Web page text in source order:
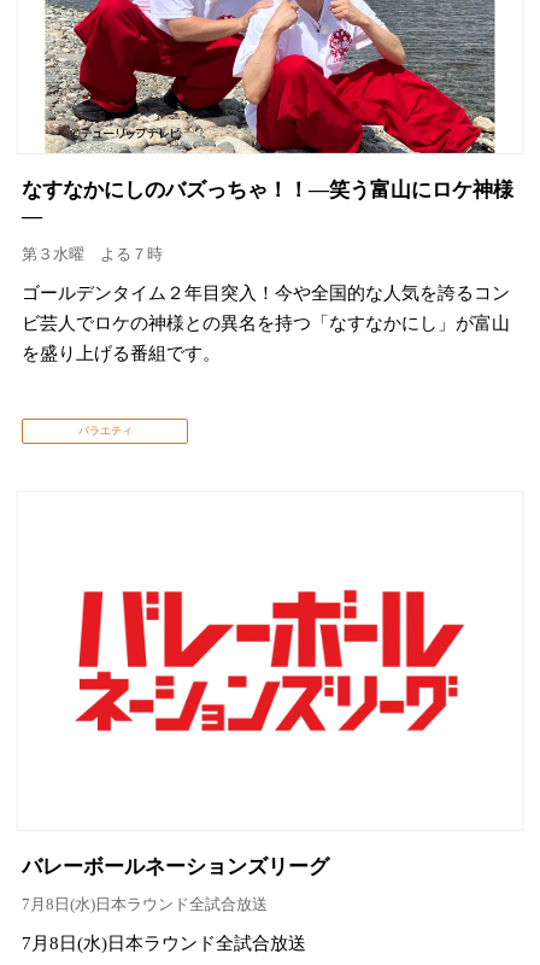
なすなかにしのバズっちゃ！！―笑う富山にロケ神様
―
第３水曜 よる７時
ゴールデンタイム２年目突入！今や全国的な人気を誇るコン
ビ芸人でロケの神様との異名を持つ「なすなかにし」が富山
を盛り上げる番組です。
バラエティ
バレーボールネーションズリーグ
7月8日(水)日本ラウンド全試合放送
7月8日(水)日本ラウンド全試合放送